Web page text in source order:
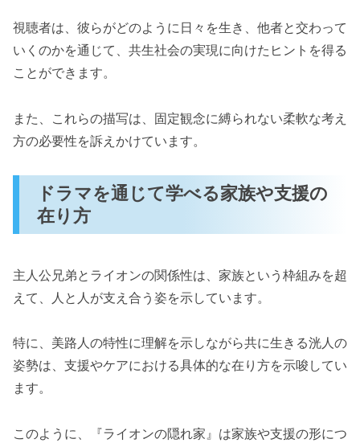
視聴者は、彼らがどのように日々を生き、他者と交わって
いくのかを通じて、共生社会の実現に向けたヒントを得る
ことができます。
また、これらの描写は、固定観念に縛られない柔軟な考え
方の必要性を訴えかけています。
ドラマを通じて学べる家族や支援の
在り方
主人公兄弟とライオンの関係性は、家族という枠組みを超
えて、人と人が支え合う姿を示しています。
特に、美路人の特性に理解を示しながら共に生きる洸人の
姿勢は、支援やケアにおける具体的な在り方を示唆してい
ます。
このように、『ライオンの隠れ家』は家族や支援の形につ